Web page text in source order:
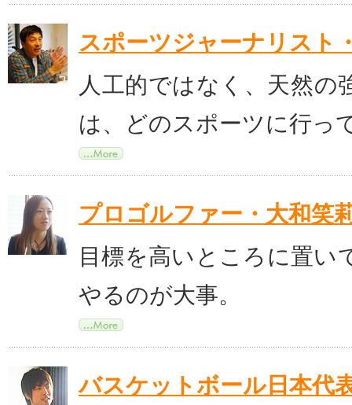
スポーツジャーナリスト
人工的ではなく、天然の
は、どのスポーツに行っ
プロゴルファー・大和笑
目標を高いところに置い
やるのが大事。
バスケットボール日本代